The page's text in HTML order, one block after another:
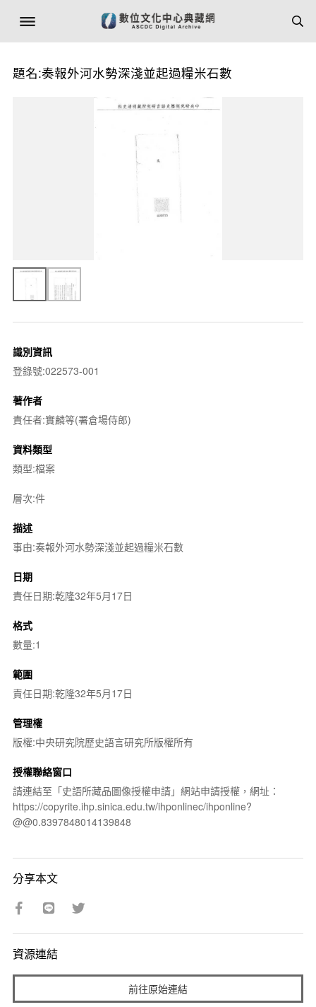
題名:奏報外河水勢深淺並起過糧米石數
識別資訊
登錄號:022573-001
著作者
責任者:實麟等(署倉場侍郎)
資料類型
類型:檔案
層次:件
描述
事由:奏報外河水勢深淺並起過糧米石數
日期
責任日期:乾隆32年5月17日
格式
數量:1
範圍
責任日期:乾隆32年5月17日
管理權
版權:中央研究院歷史語言研究所版權所有
授權聯絡窗口
請連結至「史語所藏品圖像授權申請」網站申請授權，網址：
https://copyrite.ihp.sinica.edu.tw/ihponlinec/ihponline?
@@0.8397848014139848
分享本文
資源連結
前往原始連結